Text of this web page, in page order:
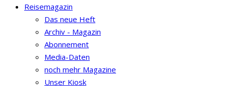
Reisemagazin
Das neue Heft
Archiv - Magazin
Abonnement
Media-Daten
noch mehr Magazine
Unser Kiosk